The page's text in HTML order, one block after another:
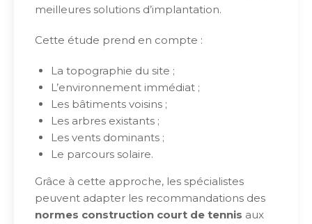
meilleures solutions d’implantation.
Cette étude prend en compte :
La topographie du site ;
L’environnement immédiat ;
Les bâtiments voisins ;
Les arbres existants ;
Les vents dominants ;
Le parcours solaire.
Grâce à cette approche, les spécialistes
peuvent adapter les recommandations des
normes construction court de tennis aux